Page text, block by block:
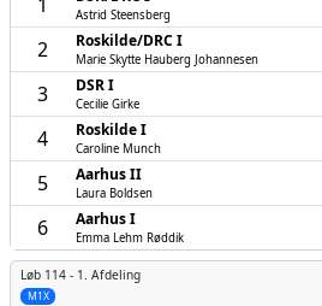
Astrid Steensberg
2 Roskilde/­DRC I
Marie Skytte Hauberg Johannesen
3 DSR I
Cecilie Girke
4 Roskilde I
Caroline Munch
5 Aarhus II
Laura Boldsen
6 Aarhus I
Emma Lehm Røddik
Løb 114 - 1. Afdeling
M1X